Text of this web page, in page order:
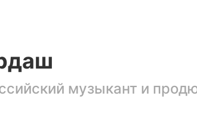
музыкант и